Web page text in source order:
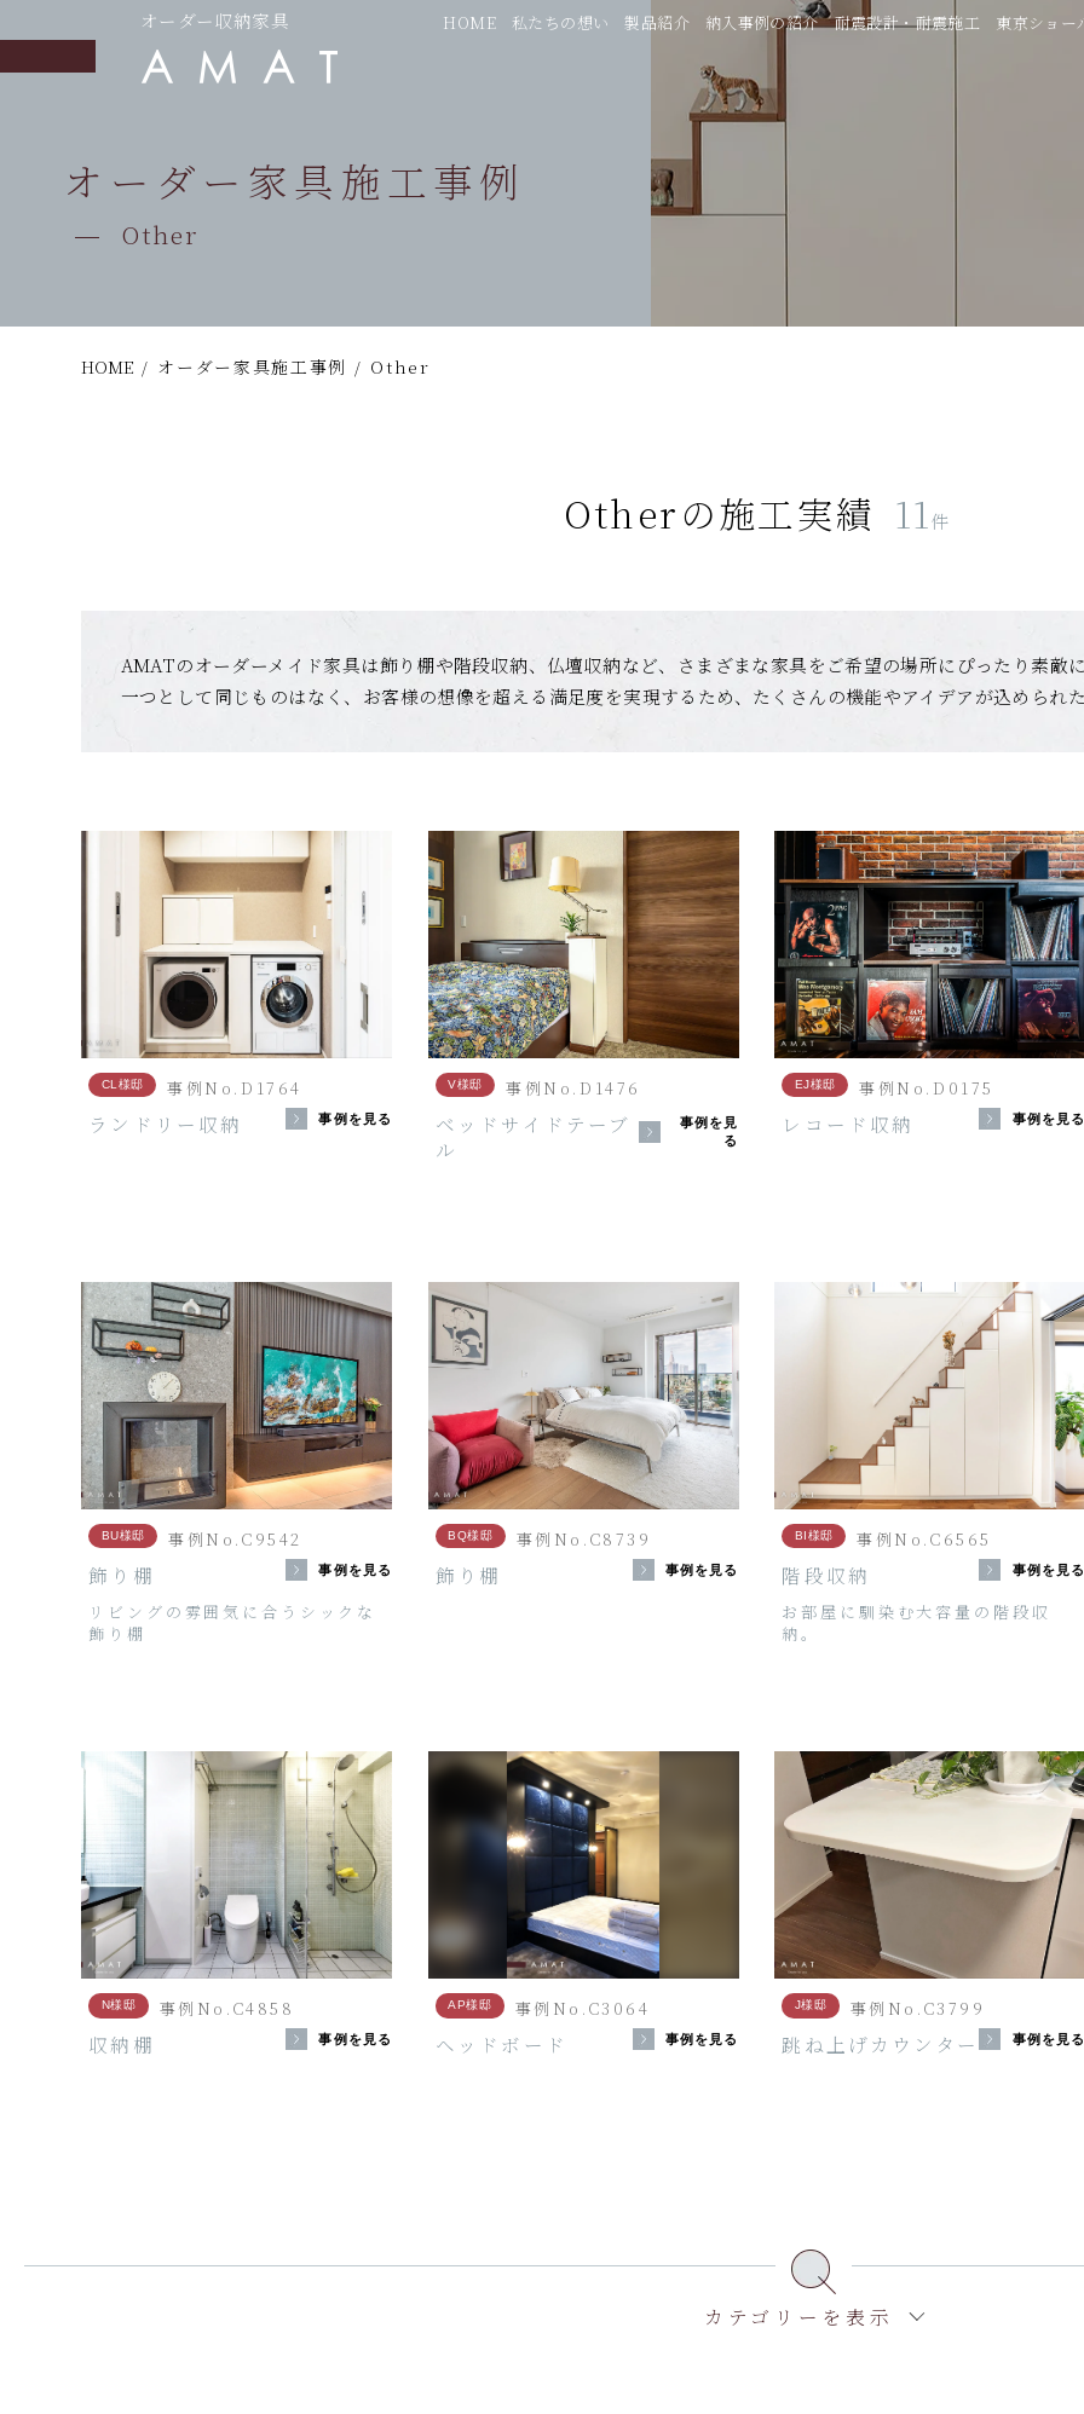
オーダー収納家具 HOME 私たちの想い 製品紹介 納入事例の紹介 耐震設計・耐震施工 東京ショー
オーダー家具施工事例
Other
HOME / オーダー家具施工事例 / Other
Otherの施工実績 11件
AMATのオーダーメイド家具は飾り棚や階段収納、仏壇収納など、さまざまな家具をご希望の場所にぴったり素敵
一つとして同じものはなく、お客様の想像を超える満足度を実現するため、たくさんの機能やアイデアが込められ
CL様邸 事例No.D1764
ランドリー収納 事例を見る
V様邸 事例No.D1476
ベッドサイドテーブ
ル
事例を見
る
EJ様邸 事例No.D0175
レコード収納 事例を見
BU様邸 事例No.C9542
飾り棚 事例を見る
リビングの雰囲気に合うシックな
飾り棚
BQ様邸 事例No.C8739
飾り棚 事例を見る
BI様邸 事例No.C6565
階段収納 事例を見
お部屋に馴染む大容量の階段収
納。
N様邸 事例No.C4858
収納棚 事例を見る
AP様邸 事例No.C3064
ヘッドボード 事例を見る
J様邸 事例No.C3799
跳ね上げカウンター 事例を見
カテゴリーを表示